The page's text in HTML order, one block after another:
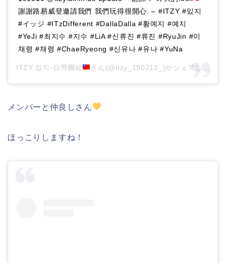
謝謝路易威登邀請我們 我們玩得很開心. – #ITZY #있지
#イッジ #ITzDifferent #DallaDalla #황예지 #예지
#YeJi #최지수 #지수 #LiA #신류진 #류진 #RyuJin #이
채령 #채령 #ChaeRyeong #신유나 #유나 #YuNa
ITZY:있지-台灣團站 さん(@itzy_190212_)がシェアした投稿 –
メンバーと仲良しさん
ほっこりしますね！